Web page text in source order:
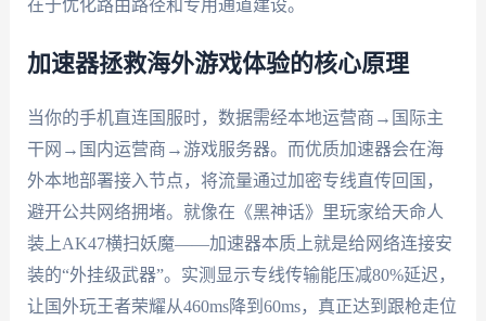
在于优化路由路径和专用通道建设。
加速器拯救海外游戏体验的核心原理
当你的手机直连国服时，数据需经本地运营商→国际主
干网→国内运营商→游戏服务器。而优质加速器会在海
外本地部署接入节点，将流量通过加密专线直传回国，
避开公共网络拥堵。就像在《黑神话》里玩家给天命人
装上AK47横扫妖魔——加速器本质上就是给网络连接安
装的“外挂级武器”。实测显示专线传输能压减80%延迟，
让国外玩王者荣耀从460ms降到60ms，真正达到跟枪走位